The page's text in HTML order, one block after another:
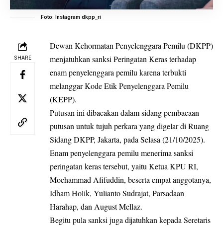
Foto: Instagram dkpp_ri
SHARE
Dewan Kehormatan Penyelenggara Pemilu (DKPP)
menjatuhkan sanksi Peringatan Keras terhadap
enam penyelenggara pemilu karena terbukti
melanggar Kode Etik Penyelenggara Pemilu
(KEPP).
Putusan ini dibacakan dalam sidang pembacaan
putusan untuk tujuh perkara yang digelar di Ruang
Sidang DKPP, Jakarta, pada Selasa (21/10/2025).
Enam penyelenggara pemilu menerima sanksi
peringatan keras tersebut, yaitu Ketua KPU RI,
Mochammad Afifuddin, beserta empat anggotanya,
Idham Holik, Yulianto Sudrajat, Parsadaan
Harahap, dan August Mellaz.
Begitu pula sanksi juga dijatuhkan kepada Seretaris